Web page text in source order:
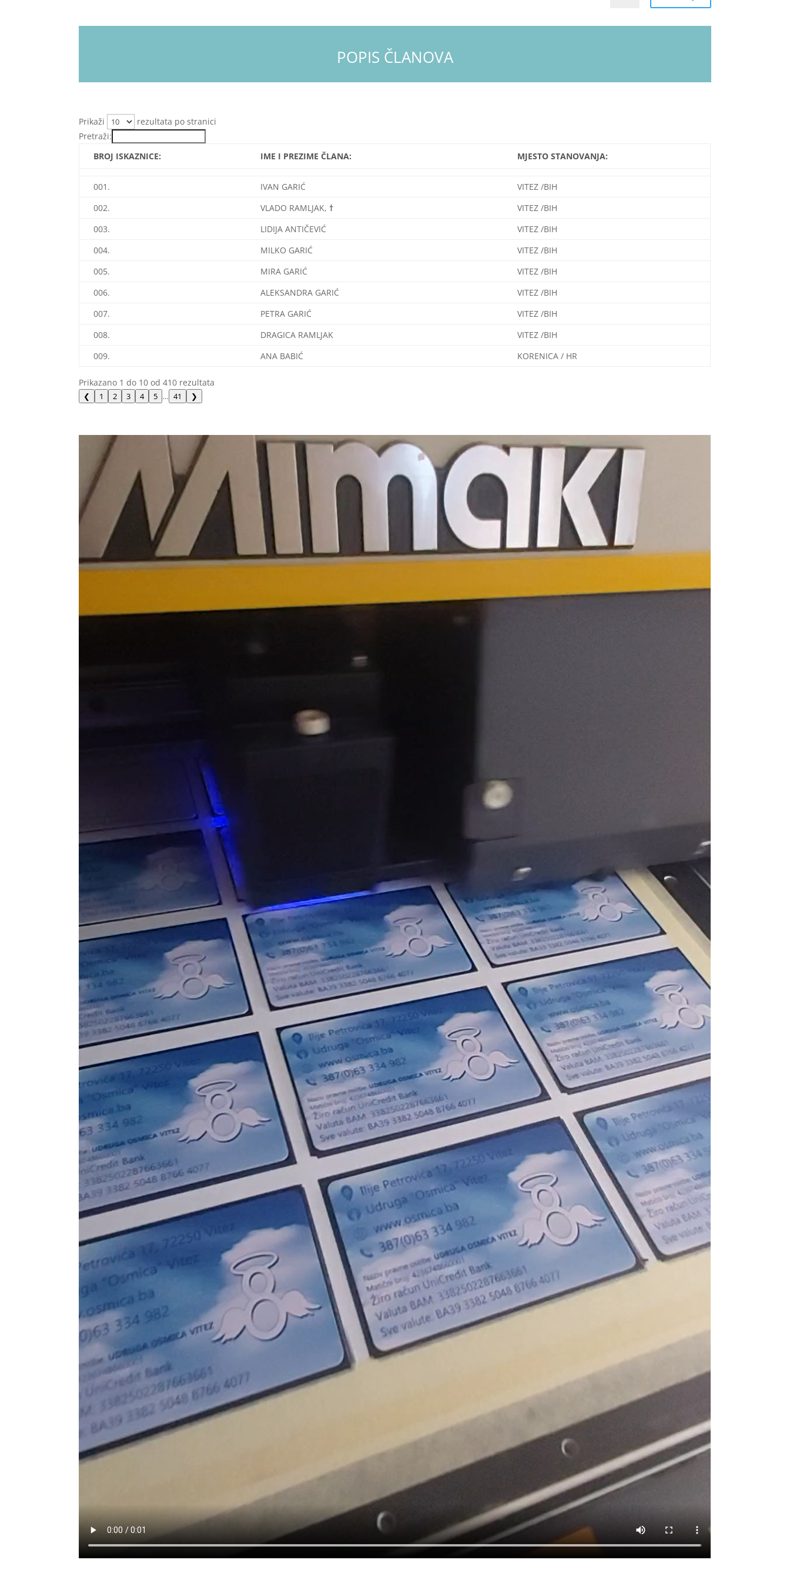
POPIS ČLANOVA
Prikaži
rezultata po stranici
Pretraži:
BROJ ISKAZNICE:
IME I PREZIME ČLANA: MJESTO STANOVANJA:
001. IVAN GARIĆ
VITEZ /BIH
002.
VLADO RAMLJAK,†
VITEZ /BIH
003.
LIDIJA ANTIČEVIĆ
VITEZ /BIH
004.
MILKO GARIĆ
VITEZ /BIH
005.
MIRA GARIĆ
VITEZ /BIH
006.
ALEKSANDRA GARIĆ
VITEZ /BIH
007.
PETRA GARIĆ
VITEZ /BIH
008.
DRAGICA RAMLJAK
VITEZ /BIH
009.
ANA BABIĆ KORENICA / HR
Prikazano 1 do 10 od 410 rezultata
❮ 1 2 3 4 5 … 41 ❯